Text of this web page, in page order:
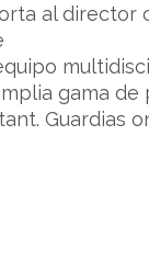
al director
gama de
Guardias